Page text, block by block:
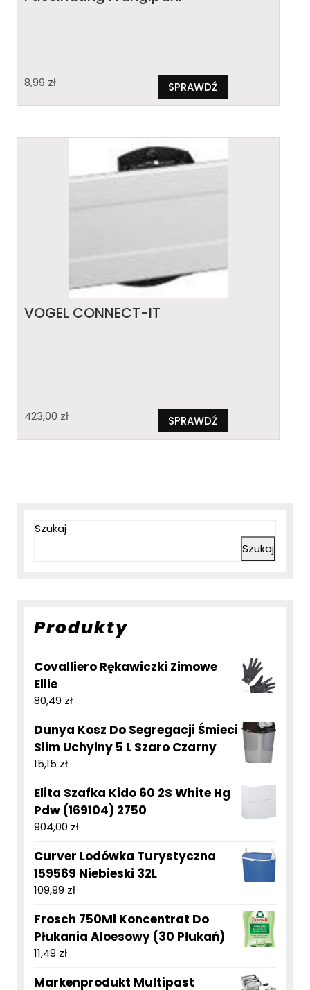
8,99 zł SPRAWDŹ
VOGEL CONNECT-IT
423,00 zł SPRAWDŹ
Szukaj
Szukaj
Produkty
Covalliero Rękawiczki Zimowe
Ellie
80,49 zł
Dunya Kosz Do Segregacji Śmieci
Slim Uchylny 5 L Szaro Czarny
15,15 zł
Elita Szafka Kido 60 2S White Hg
Pdw (169104) 2750
904,00 zł
Curver Lodówka Turystyczna
159569 Niebieski 32L
109,99 zł
Frosch 750Ml Koncentrat Do
Płukania Aloesowy (30 Płukań)
11,49 zł
Markenprodukt Multipast